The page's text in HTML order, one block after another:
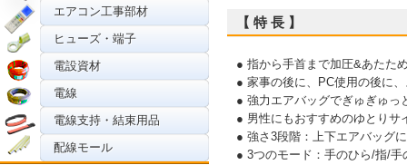
エアコン工事部材
ヒューズ・端子
電設資材
電線
電線支持・結束用品
配線モール
【 特 長 】
● 指から手首まで加圧&あたた
● 家事の後に、PC使用の後に
● 強力エアバッグでぎゅぎゅっ
● 男性にもおすすめのゆとりサ
● 強さ3段階：上下エアバッグ
● 3つのモード：手のひら/指/